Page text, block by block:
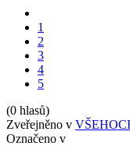
1
2
3
4
5
(0 hlasů)
Zveřejněno v
Označeno v